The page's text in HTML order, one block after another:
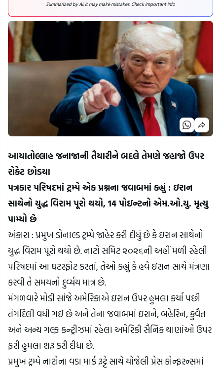
Summarized by AI; it may make mistakes. Check important info
આયાતોલ્લાહ જનાજાની તૈયારીને બદલે તેમણે જહાજો ઉપર
રોકેટ છોડયા
પત્રકાર પરિષદમાં ટ્રમ્પે એક પ્રશ્નના જવાબમાં કહ્યું : ઇરાન
સાથેનો યુદ્ધ વિરામ પૂરો થયો, 14 પોઇન્ટનો એમ.ઓ.યુ. મૃત્યુ
પામ્યો છે
અંકારા : પ્રમુખ ડોનાલ્ડ ટ્રમ્પે જાહેર કરી દીધું છે કે ઇરાન સાથેનો
યુદ્ધ વિરામ પૂરો થયો છે. નાટો સમિટ ૨૦૨૬ની અહીં મળી રહેલી
પરિષદમાં આ ઘટસ્ફોટ કરતાં, તેઓે કહ્યું કે હવે ઇરાન સાથે મંત્રણા
કરવી તે સમયનો દુર્વ્યય માત્ર છે.
મંગળવારે મોડી સાંજે અમેરિકાએ ઇરાન ઉપર હુમલા કર્યા પછી
તંગદિલી વધી ગઈ છે અને તેના જવાબમાં ઇરાને, બહેરિન, કુવૈત
અને અન્ય ગલ્ફ કન્ટ્રીઝમાં રહેલા અમેરિકી સૈનિક થાણાંઓ ઉપર
ફરી હુમલા શરૂ કરી દીધા છે.
પ્રમુખ ટ્રમ્પે નાટોના વડા માર્ક રૂટ્ટે સાથે યોજેલી પ્રેસ કોન્ફરન્સમાં